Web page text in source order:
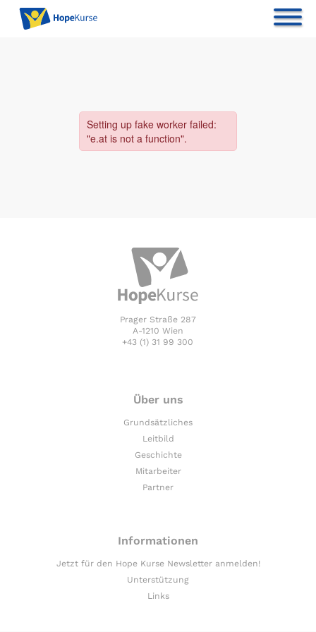
Prager Straße 287
A-1210 Wien
+43 (1) 31 99 300
Über uns
Grundsätzliches
Leitbild
Geschichte
Mitarbeiter
Partner
Informationen
Jetzt für den Hope Kurse Newsletter anmelden!
Unterstützung
Links